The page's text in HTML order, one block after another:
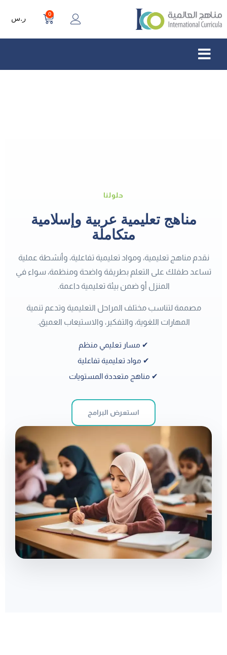
0 ر.س
حلولنا
مناهج تعليمية عربية وإسلامية
متكاملة
نقدم مناهج تعليمية، ومواد تعليمية تفاعلية، وأنشطة عملية
تساعد طفلك على التعلم بطريقة واضحة ومنظمة، سواء في
المنزل أو ضمن بيئة تعليمية داعمة.
مصممة لتناسب مختلف المراحل التعليمية وتدعم تنمية
المهارات اللغوية، والتفكير، والاستيعاب العميق.
✔ مسار تعليمي منظم
✔ مواد تعليمية تفاعلية
✔ مناهج متعددة المستويات
استعرض البرامج